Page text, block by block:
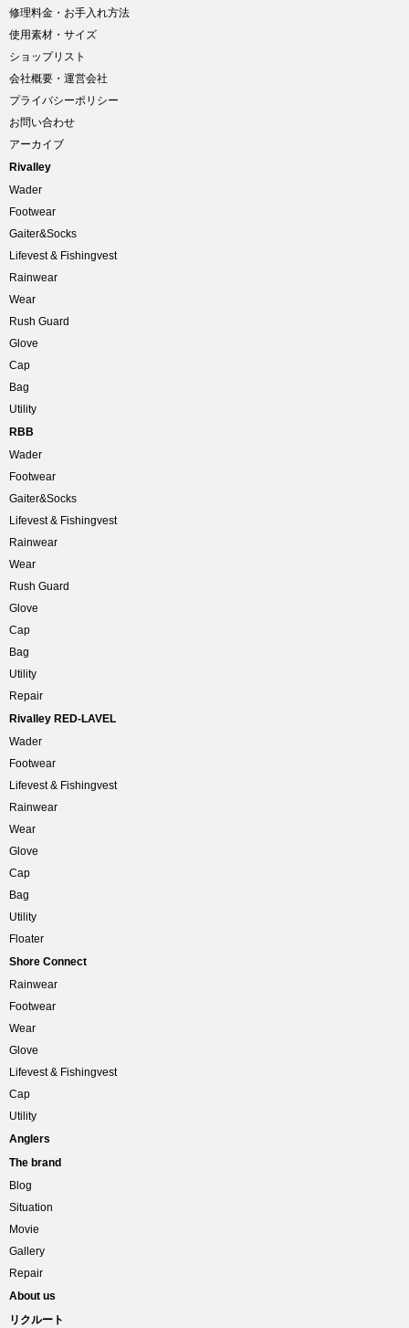
修理料金・お手入れ方法
使用素材・サイズ
ショップリスト
会社概要・運営会社
プライバシーポリシー
お問い合わせ
アーカイブ
Rivalley
Wader
Footwear
Gaiter&Socks
Lifevest & Fishingvest
Rainwear
Wear
Rush Guard
Glove
Cap
Bag
Utility
RBB
Wader
Footwear
Gaiter&Socks
Lifevest & Fishingvest
Rainwear
Wear
Rush Guard
Glove
Cap
Bag
Utility
Repair
Rivalley RED-LAVEL
Wader
Footwear
Lifevest & Fishingvest
Rainwear
Wear
Glove
Cap
Bag
Utility
Floater
Shore Connect
Rainwear
Footwear
Wear
Glove
Lifevest & Fishingvest
Cap
Utility
Anglers
The brand
Blog
Situation
Movie
Gallery
Repair
About us
リクルート